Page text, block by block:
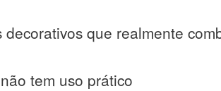
decorativos que realmente
tem uso prático